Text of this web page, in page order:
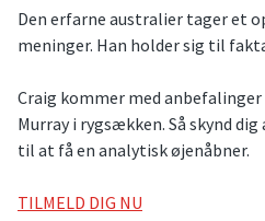
Den erfarne australier tager et
meninger. Han holder sig til
Craig kommer med anbefalinger
Murray i rygsækken. Så skynd
til at få en analytisk øjenåbner.
TILMELD DIG NU